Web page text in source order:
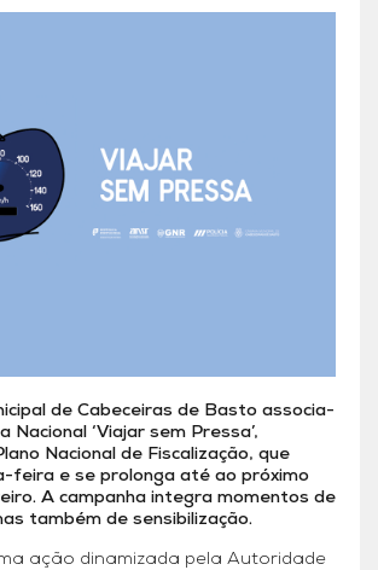
de Cabeceiras de Basto associa-
Nacional ‘Viajar sem Pressa’,
Nacional de Fiscalização, que
feira e se prolonga até ao próximo
A campanha integra momentos de
também de sensibilização.
ação dinamizada pela Autoridade